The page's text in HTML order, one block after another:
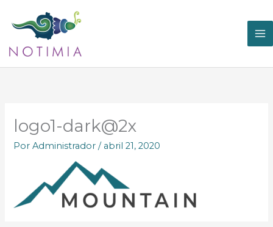
contenido
logo1-dark@2x
PorAdministrador/ abril 21, 2020